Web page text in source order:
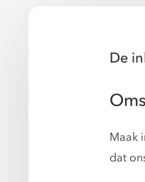
De
Maak
dat